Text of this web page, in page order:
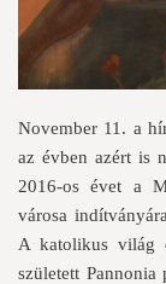
November 11. a
az évben azért is
2016-os évet a
városa
A katolikus világ
született Pannonia